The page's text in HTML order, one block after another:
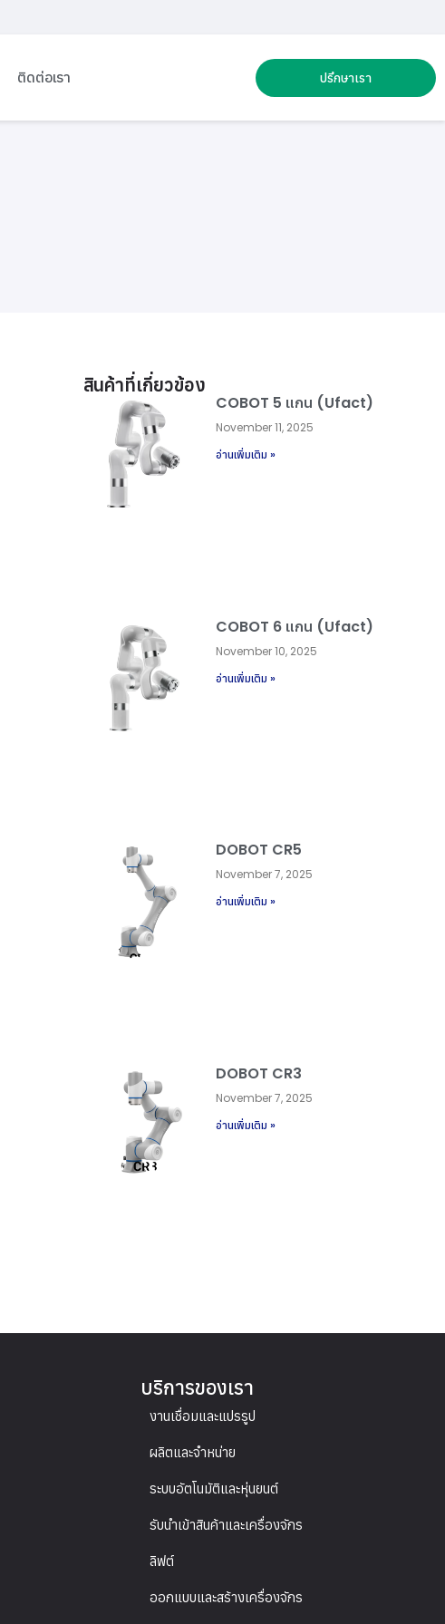
ติดต่อเรา ปรึกษาเรา
สินค้าที่เกี่ยวข้อง
COBOT 5 แกน (Ufact)
November 11, 2025
อ่านเพิ่มเติม »
COBOT 6 แกน (Ufact)
November 10, 2025
อ่านเพิ่มเติม »
DOBOT CR5
November 7, 2025
อ่านเพิ่มเติม »
DOBOT CR3
November 7, 2025
อ่านเพิ่มเติม »
บริการของเรา
งานเชื่อมและแปรรูป
ผลิตและจำหน่าย
ระบบอัตโนมัติและหุ่นยนต์
รับนำเข้าสินค้าและเครื่องจักร
ลิฟต์
ออกแบบและสร้างเครื่องจักร